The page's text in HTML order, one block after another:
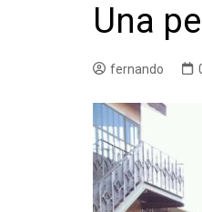
Una
fernando